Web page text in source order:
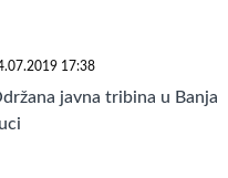
17:38
javna tribina u Banja